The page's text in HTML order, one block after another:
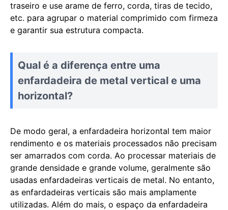
traseiro e use arame de ferro, corda, tiras de tecido,
etc. para agrupar o material comprimido com firmeza
e garantir sua estrutura compacta.
Qual é a diferença entre uma
enfardadeira de metal vertical e uma
horizontal?
De modo geral, a enfardadeira horizontal tem maior
rendimento e os materiais processados ​​​​não precisam
ser amarrados com corda. Ao processar materiais de
grande densidade e grande volume, geralmente são
usadas enfardadeiras verticais de metal. No entanto,
as enfardadeiras verticais são mais amplamente
utilizadas. Além do mais, o espaço da enfardadeira